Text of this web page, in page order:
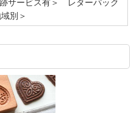
サービス有＞ レターパック
別＞